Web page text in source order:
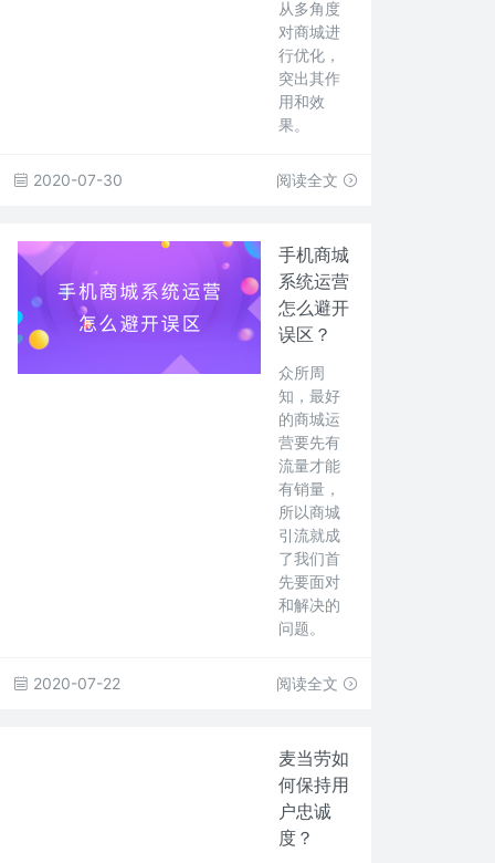
从多角度
对商城进
行优化，
突出其作
用和效
果。
2020-07-30 阅读全文
手机商城
系统运营
怎么避开
误区？
众所周
知，最好
的商城运
营要先有
流量才能
有销量，
所以商城
引流就成
了我们首
先要面对
和解决的
问题。
2020-07-22 阅读全文
麦当劳如
何保持用
户忠诚
度？